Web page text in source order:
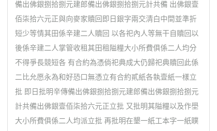
備出佛銀捌拾捌元建郎備出佛銀捌拾捌元計共備 出佛銀壹
佰柒拾六元正與向麥家贖回即日銀字兩交清白中間並準折
短少等情其田係辛建二人贖回 以各祀內人等無干自贖回以
後係辛建二人掌管收租其田租隘糧大小所費俱係二人均分
不得爭長競短各 有合約為憑倘祀典成大仍歸祀典贖回此係
二比允愿永為和好恐口無憑立有合約貳紙各執壹紙一樣立
批 即日批明辛傳備出佛銀捌拾捌元建郎備出佛銀捌拾捌元
計共備出佛銀壹佰柒拾六元正立批 又批明其隘糧以及作壆
大小所費俱係二人均派立批 再批明在墾一紙工本字一紙贌